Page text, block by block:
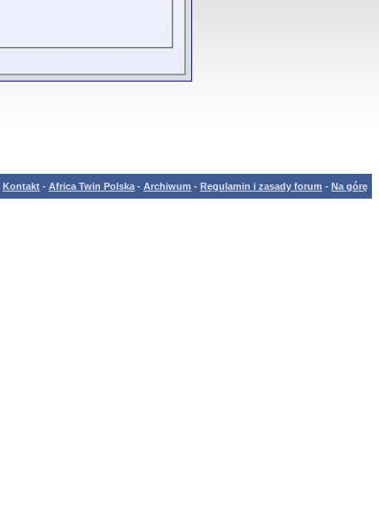
Kontakt - Africa Twin Polska - Archiwum - Regulamin i zasady forum - Na górę